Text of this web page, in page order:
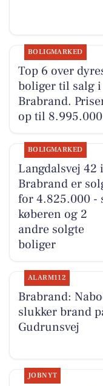
BOLIGMARKED
Top 6 over
boliger til salg i
Brabrand.
op til
BOLIGMARKED
Langdalsvej 42 i
Brabrand er
for 4.825.000 -
køberen og 2
andre solgte
boliger
ALARM112
Brabrand:
slukker brand
Gudrunsvej
JOBNYT